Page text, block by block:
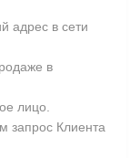
адрес в сети
в
лицо.
запрос Клиента